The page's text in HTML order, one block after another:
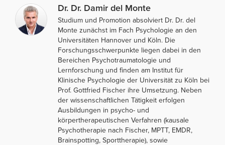
Dr. Dr. Damir del Monte
Studium und Promotion absolviert Dr. Dr. del
Monte zunächst im Fach Psychologie an den
Universitäten Hannover und Köln. Die
Forschungsschwerpunkte liegen dabei in den
Bereichen Psychotraumatologie und
Lernforschung und finden am Institut für
Klinische Psychologie der Universität zu Köln bei
Prof. Gottfried Fischer ihre Umsetzung. Neben
der wissenschaftlichen Tätigkeit erfolgen
Ausbildungen in psycho- und
körpertherapeutischen Verfahren (kausale
Psychotherapie nach Fischer, MPTT, EMDR,
Brainspotting, Sporttherapie), sowie